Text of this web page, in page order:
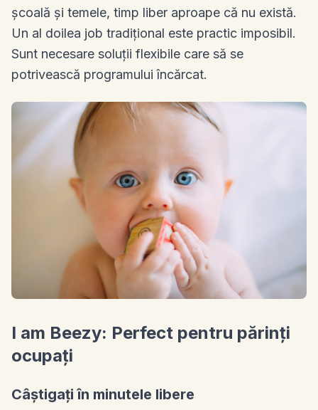
școală și temele, timp liber aproape că nu există.
Un al doilea job tradițional este practic imposibil.
Sunt necesare soluții flexibile care să se
potrivească programului încărcat.
I am Beezy: Perfect pentru părinți
ocupați
Câștigați în minutele libere